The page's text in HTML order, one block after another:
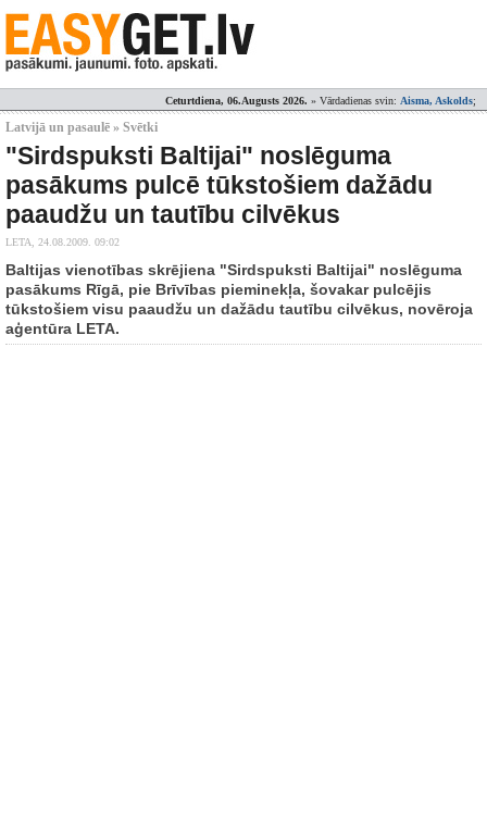
Ceturtdiena, 06.Augusts 2026. » Vārdadienas svin: Aisma, Askolds;
Latvijā un pasaulē » Svētki
"Sirdspuksti Baltijai" noslēguma
pasākums pulcē tūkstošiem dažādu
paaudžu un tautību cilvēkus
LETA, 24.08.2009. 09:02
Baltijas vienotības skrējiena "Sirdspuksti Baltijai" noslēguma
pasākums Rīgā, pie Brīvības pieminekļa, šovakar pulcējis
tūkstošiem visu paaudžu un dažādu tautību cilvēkus, novēroja
aģentūra LETA.